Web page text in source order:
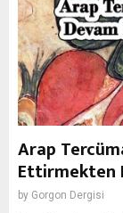
Arap
Ettirmekten
by Gorgon Dergisi